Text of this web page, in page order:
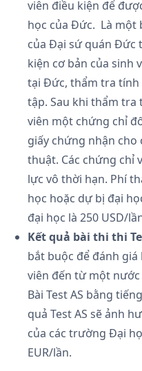
viên điều kiện để
học của Đức. Là một
của Đại sứ quán Đức
kiện cơ bản của sinh
tại Đức, thẩm tra tính
tập. Sau khi thẩm tra
viên một chứng chỉ
giấy chứng nhận
thuật. Các chứng chỉ
lực vô thời hạn. Phí
học hoặc dự bị đại
đại học là 250 USD/
Kết quả bài thi thi
bắt buộc để đánh
viên đến từ một
Bài Test AS bằng
quả Test AS sẽ ảnh
của các trường Đại
EUR/lần.